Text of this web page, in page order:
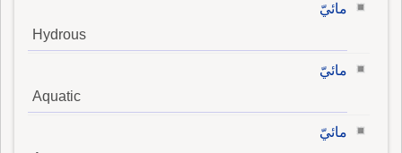
مائيّ
Hydrous
مائيّ
Aquatic
مائيّ